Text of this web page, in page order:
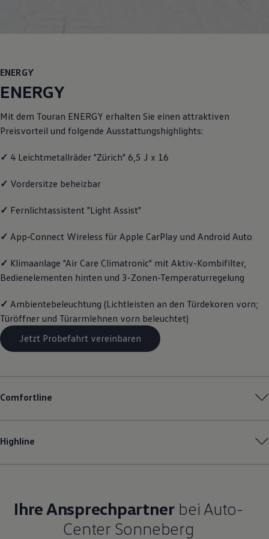
Pannen- und Unfallhilfe
Individualisieren
Wallbox und Ladekabel
Digitale Extras
Volkswagen Apps, Login und Shop
Updates für Software, Karten und Radio
Vorgängermodelle
Kundeninformationen
Warn- und Kontrollleuchten
Digitale Betriebsanleitung
Live Beratung
Magazin
Transport
Familie
Elektromobilität
Volkswagen R
Pannen- und Unfallhilfe
Volkswagen Kundenbetreuung
ENERGY
ENERGY
Mit dem Touran ENERGY erhalten Sie einen attraktiven
Preisvorteil und folgende Ausstattungshighlights:
✓ 4 Leichtmetallräder "Zürich" 6,5 J x 16
✓ Vordersitze beheizbar
✓ Fernlichtassistent "Light Assist"
✓ App‑Connect Wireless für Apple CarPlay und Android Auto
✓ Klimaanlage "Air Care Climatronic" mit Aktiv-Kombifilter,
Bedienelementen hinten und 3-Zonen-Temperaturregelung
✓ Ambientebeleuchtung (Lichtleisten an den Türdekoren vorn;
Türöffner und Türarmlehnen vorn beleuchtet)
Jetzt Probefahrt vereinbaren
Comfortline
Highline
Ihre Ansprechpartnerbei Auto-
Center Sonneberg